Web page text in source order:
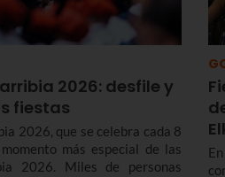
2026: desfile y
fiestas
2026, que se celebra cada 8
más especial de las
2026. Miles de personas